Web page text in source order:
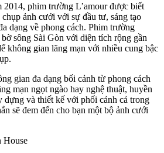
phim trường L’amour được biết
ảnh cưới với sự đầu tư, sáng tạo
dạng về phong cách. Phim trường
sông Sài Gòn với diện tích rộng gần
không gian lãng mạn với nhiều cung bậc
gian đa dạng bối cảnh từ phong cách
mạn ngọt ngào hay nghệ thuật, huyền
và thiết kế với phối cảnh cả trong
sẽ đem đến cho bạn một bộ ảnh cưới
House